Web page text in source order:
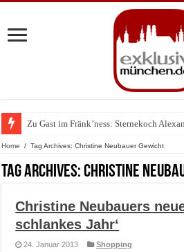
Zu Gast im Fränk’ness: Sternekoch
Warum München gerade zum Treffpunkt
Home / Tag Archives: Christine Neubauer Gewicht
Tag Archives:Christine
Christine Neubauers
schlankes Jahr‘
24. Januar 2013 Shopping